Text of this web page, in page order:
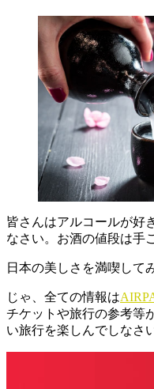
皆さんはアルコールが好
なさい。お酒の値段は手
日本の美しさを満喫して
じゃ、全ての情報は
チケットや旅行の参考等
い旅行を楽しんでしなさ